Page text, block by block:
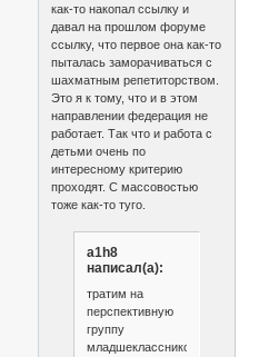
как-то накопал ссылку и
давал на прошлом форуме
ссылку, что первое она как-то
пыталась заморачиваться с
шахматным репетиторством.
Это я к тому, что и в этом
направлении федерация не
работает. Так что и работа с
детьми очень по
интересному критерию
проходят. С массовостью
тоже как-то туго.
a1h8
написал(а):
тратим на
перспективную
группу
младшеклассников